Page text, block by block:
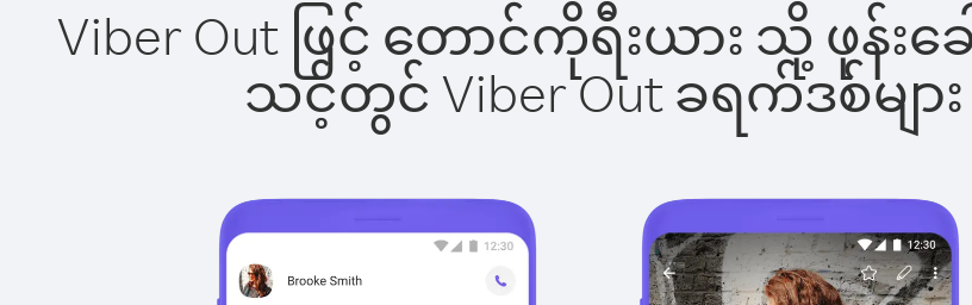
Viber Out ဖြင့် တောင်ကိုရီးယား သို့ ဖုန်
သင့်တွင် Viber Out ခရက်ဒစ်မျ